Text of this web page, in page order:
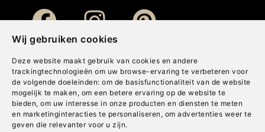
Wij gebruiken cookies
Deze website maakt gebruik van cookies en andere
trackingtechnologieën om uw browse-ervaring te verbeteren voor
de volgende doeleinden: om de basisfunctionaliteit van de website
mogelijk te maken , om een betere ervaring op de website te
bieden, om uw interesse in onze producten en diensten te meten
en marketinginteracties te personaliseren , om advertenties weer te
geven die relevanter voor u zijn.